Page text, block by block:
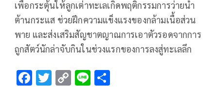
เพื่อกระตุ้นให้ลูกเต่าทะเลเกิดพฤติกรรมการว่ายน้ำ
ต้านกระแส ช่วยฝึกความแข็งแรงของกล้ามเนื้อส่วน
พาย และส่งเสริมสัญชาตญาณการเอาตัวรอดจากการ
ถูกสัตว์นักล่าจับกินในช่วงแรกของการลงสู่ทะเลลึก
F T C Li